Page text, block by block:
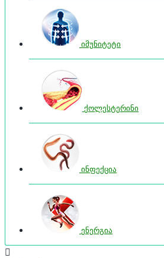
იმუნიტეტი
ქოლესტერინი
ინფექცია
ენერგია
